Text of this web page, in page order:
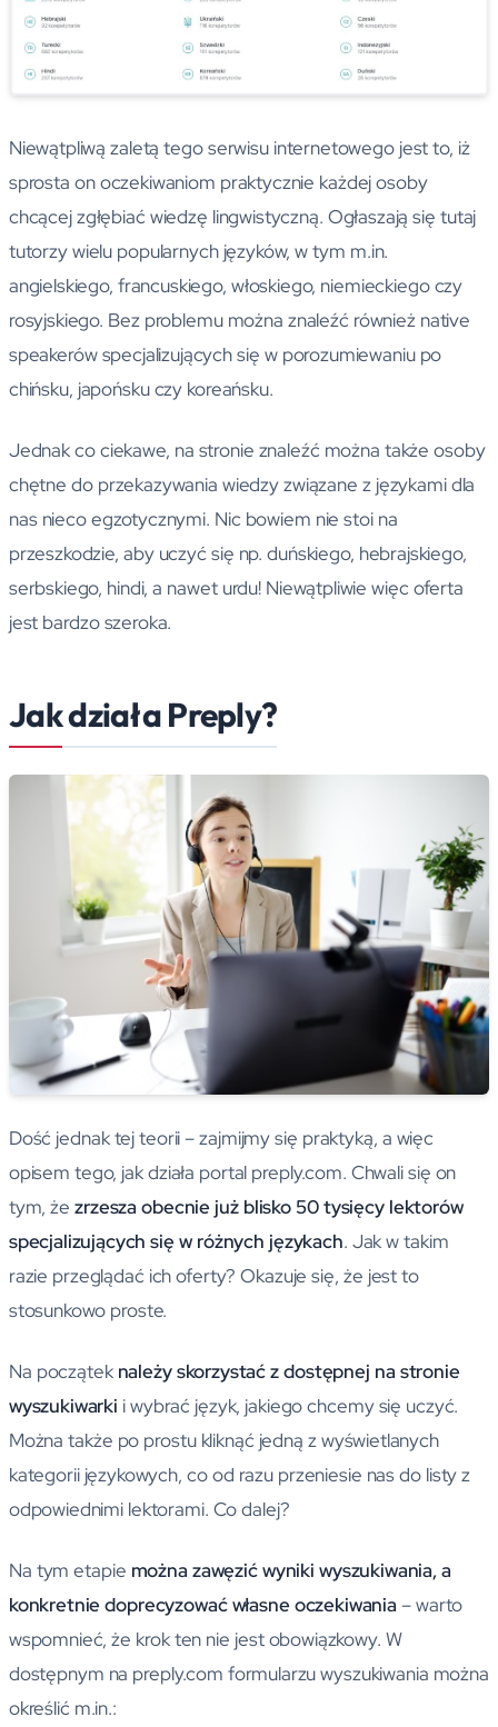
Niewątpliwą zaletą tego serwisu internetowego jest to, iż
sprosta on oczekiwaniom praktycznie każdej osoby
chcącej zgłębiać wiedzę lingwistyczną. Ogłaszają się tutaj
tutorzy wielu popularnych języków, w tym m.in.
angielskiego, francuskiego, włoskiego, niemieckiego czy
rosyjskiego. Bez problemu można znaleźć również native
speakerów specjalizujących się w porozumiewaniu po
chińsku, japońsku czy koreańsku.
Jednak co ciekawe, na stronie znaleźć można także osoby
chętne do przekazywania wiedzy związane z językami dla
nas nieco egzotycznymi. Nic bowiem nie stoi na
przeszkodzie, aby uczyć się np. duńskiego, hebrajskiego,
serbskiego, hindi, a nawet urdu! Niewątpliwie więc oferta
jest bardzo szeroka.
Jak działa Preply?
Dość jednak tej teorii – zajmijmy się praktyką, a więc
opisem tego, jak działa portal preply.com. Chwali się on
tym, żezrzesza obecnie już blisko 50 tysięcy lektorów
specjalizujących się w różnych językach. Jak w takim
razie przeglądać ich oferty? Okazuje się, że jest to
stosunkowo proste.
Na początek należy skorzystać z dostępnej na stronie
wyszukiwarki i wybrać język, jakiego chcemy się uczyć.
Można także po prostu kliknąć jedną z wyświetlanych
kategorii językowych, co od razu przeniesie nas do listy z
odpowiednimi lektorami. Co dalej?
Na tym etapie można zawęzić wyniki wyszukiwania, a
konkretnie doprecyzować własne oczekiwania – warto
wspomnieć, że krok ten nie jest obowiązkowy. W
dostępnym na preply.com formularzu wyszukiwania można
określić m.in.: